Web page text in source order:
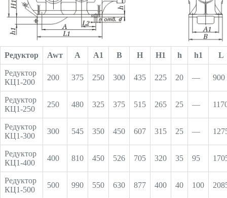
Редуктор Awт A A1 B H H1 h h1 L
Редуктор
КЦ1-200
200 375 250 300 435 225 20 — 900
Редуктор
КЦ1-250
250 480 325 375 515 265 25 —
Редуктор
КЦ1-300
300 545 350 450 607 315 25 —
Редуктор
КЦ1-400
400 810 450 526 705 320 35 95
Редуктор
КЦ1-500
500 990 550 630 877 400 40 100